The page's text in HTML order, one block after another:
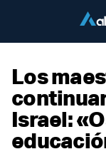
Los
Israel: